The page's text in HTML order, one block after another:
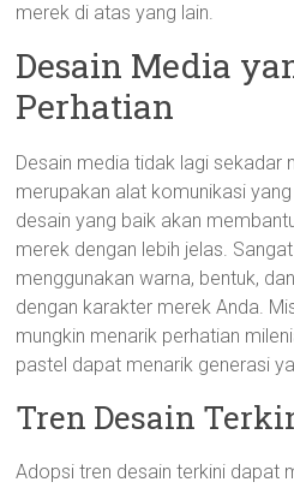
merek di atas yang lain.
Desain Media
Perhatian
Desain media tidak lagi sekadar
merupakan alat komunikasi
desain yang baik akan
merek dengan lebih jelas.
menggunakan warna, bentuk,
dengan karakter merek Anda.
mungkin menarik perhatian
pastel dapat menarik generasi
Tren Desain
Adopsi tren desain terkini dapat